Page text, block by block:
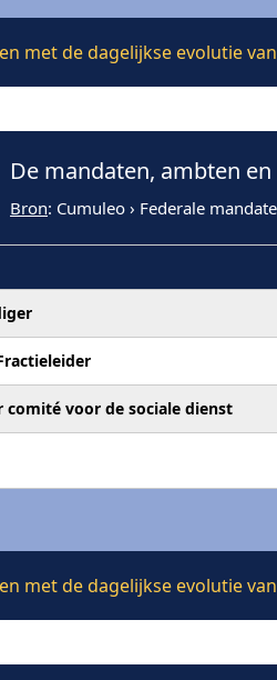
met de dagelijkse evolutie
De mandaten, ambten
Bron: Cumuleo › Federale
comité voor de sociale dienst
met de dagelijkse evolutie